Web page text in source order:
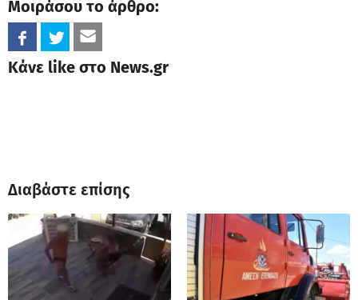
Μοιράσου το άρθρο:
Κάνε like στο News.gr
Διαβάστε επίσης